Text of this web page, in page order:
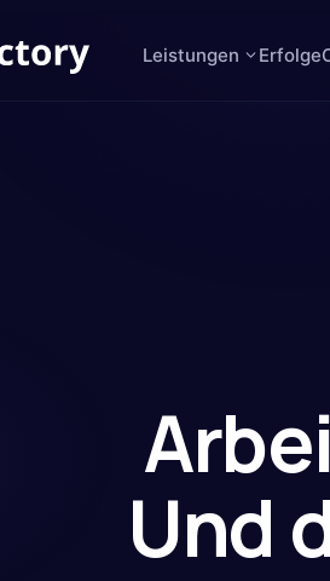
Leistungen Erfolge
Und